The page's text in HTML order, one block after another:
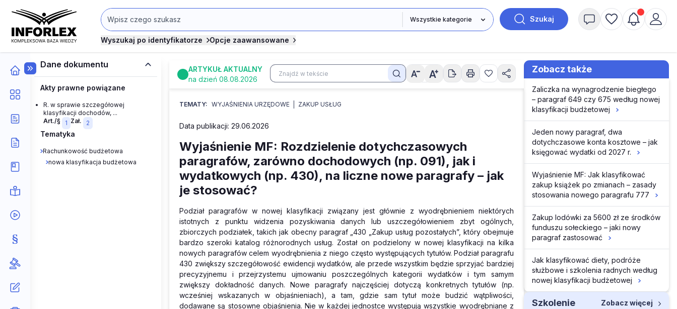
Szukaj
Wyszukaj po identyfikatorze Opcje zaawansowane
Dane dokumentu
Akty prawne powiązane
R. w sprawie szczegółowej
klasyfikacji dochodów, ...
Art./§
1 Zał. 2
Tematyka
Rachunkowość budżetowa
nowa klasyfikacja budżetowa
ARTYKUŁ AKTUALNY
na dzień 08.08.2026
TEMATY: WYJAŚNIENIA URZĘDOWE ZAKUP USŁUG
Data publikacji: 29.06.2026
Wyjaśnienie MF: Rozdzielenie dotychczasowych
paragrafów, zarówno dochodowych (np. 091), jak i
wydatkowych (np. 430), na liczne nowe paragrafy – jak
je stosować?
Podział paragrafów w nowej klasyfikacji związany jest głównie z wyodrębnieniem niektórych
istotnych z punktu widzenia pozyskiwania danych lub uszczegółowieniem zbyt ogólnych,
zbiorczych podziałek, takich jak obecny paragraf „430 „Zakup usług pozostałych”, który obejmuje
bardzo szeroki katalog różnorodnych usług. Został on podzielony w nowej klasyfikacji na kilka
nowych paragrafów celem wyodrębnienia z niego często występujących tytułów. Podział paragrafu
430 zwiększy szczegółowość ewidencji wydatków, ale przede wszystkim będzie sprzyjać bardziej
precyzyjnemu i przejrzystemu ujmowaniu poszczególnych kategorii wydatków i tym samym
zwiększy dokładność danych. Nowe paragrafy najczęściej dotyczą konkretnych tytułów (np.
wcześniej wskazanych w objaśnieniach), a tam, gdzie sam tytuł może budzić wątpliwości,
dodawane są stosowne objaśnienia. Nie w każdej jednostce występują wszystkie wyodrębniane z
Zobacz także
Zaliczka na wynagrodzenie biegłego
– paragraf 649 czy 675 według nowej
klasyfikacji budżetowej
Jeden nowy paragraf, dwa
dotychczasowe konta kosztowe – jak
księgować wydatki od 2027 r.
Wyjaśnienie MF: Jak klasyfikować
zakup książek po zmianach – zasady
stosowania nowego paragrafu 777
Zakup lodówki za 5600 zł ze środków
funduszu sołeckiego – jaki nowy
paragraf zastosować
Jak klasyfikować diety, podróże
służbowe i szkolenia radnych według
nowej klasyfikacji budżetowej
Szkolenie Zobacz więcej